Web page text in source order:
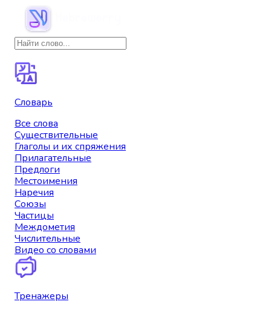
Словарь
Все слова
Существительные
Глаголы и их спряжения
Прилагательные
Предлоги
Местоимения
Наречия
Союзы
Частицы
Междометия
Числительные
Видео со словами
Тренажеры